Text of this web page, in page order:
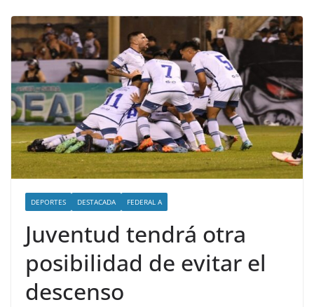
DEPORTES DESTACADA FEDERAL A
Juventud tendrá otra
posibilidad de evitar el
descenso